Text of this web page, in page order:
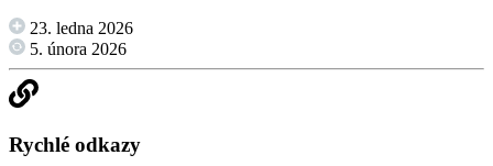
23. ledna 2026
5. února 2026
Rychlé odkazy